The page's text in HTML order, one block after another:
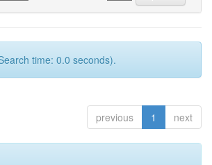
time: 0.0 seconds).
previous 1 next